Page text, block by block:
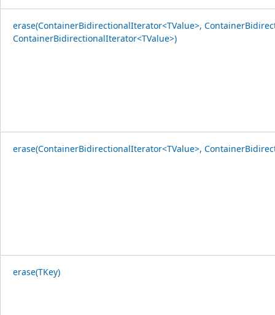
erase(ContainerBidirectionalIterator<TValue>,
ContainerBidirectionalIterator<TValue>)
erase(ContainerBidirectionalIterator<TValue>,
erase(TKey)